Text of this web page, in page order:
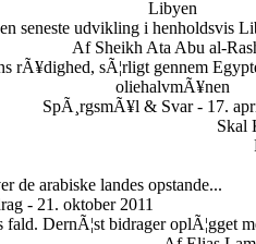
Libyen
seneste udvikling i henholdsvis
Af Sheikh Ata Abu al-
rÃ¥dighed, sÃ¦rligt gennem
oliehalvmÃ¥nen
SpÃ¸rgsmÃ¥l & Svar - 17.
Skal
de arabiske landes opstande...
- 21. oktober 2011
DernÃ¦st bidrager